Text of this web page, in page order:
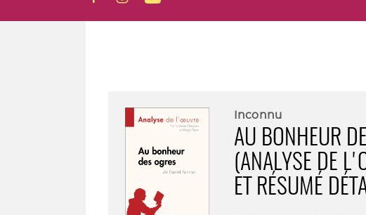
Inconnu
AU BONHEUR
(ANALYSE DE
ET RÉSUMÉ